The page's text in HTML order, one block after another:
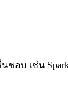
เช่น Spark